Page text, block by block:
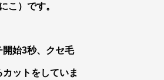
こ）です。
開始3秒、クセ毛
ットをしていま